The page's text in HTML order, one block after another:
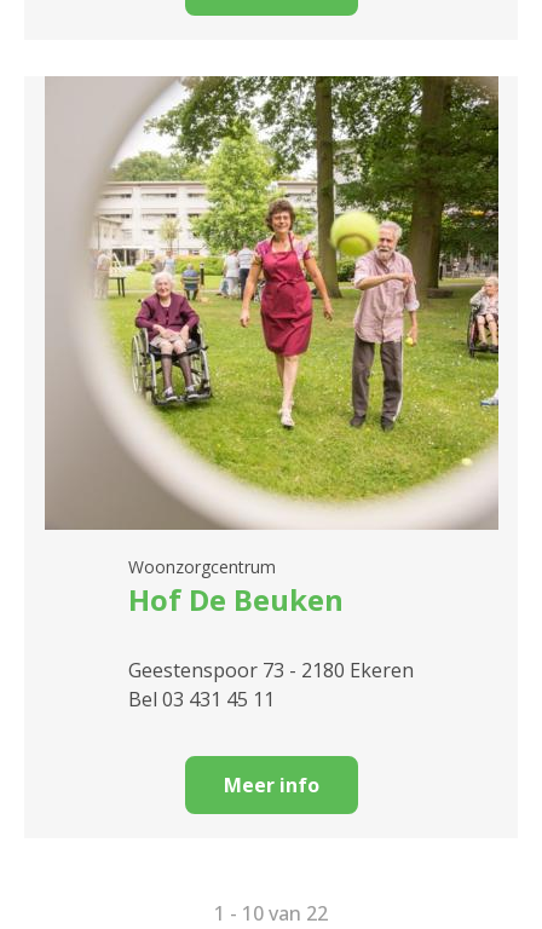
Woonzorgcentrum
Hof De Beuken
Geestenspoor 73 - 2180 Ekeren
Bel 03 431 45 11
Meer info
1 - 10 van 22